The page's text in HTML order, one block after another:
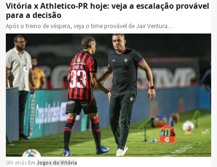
Vitória x Athletico-PR hoje: veja a escalação provável
para a decisão
Após o treino de véspera, veja o time provável de Jair Ventura…
18h atrás Em Jogos do Vitória